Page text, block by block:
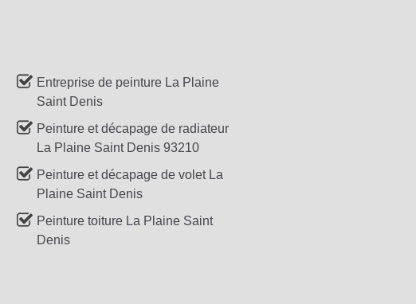
Entreprise de peinture La Plaine
Saint Denis
Peinture et décapage de radiateur
La Plaine Saint Denis 93210
Peinture et décapage de volet La
Plaine Saint Denis
Peinture toiture La Plaine Saint
Denis